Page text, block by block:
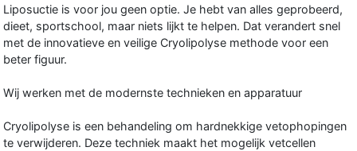
Liposuctie is voor jou geen optie. Je hebt van alles geprobeerd,
dieet, sportschool, maar niets lijkt te helpen. Dat verandert snel
met de innovatieve en veilige Cryolipolyse methode voor een
beter figuur.
Wij werken met de modernste technieken en apparatuur
Cryolipolyse is een behandeling om hardnekkige vetophopingen
te verwijderen. Deze techniek maakt het mogelijk vetcellen